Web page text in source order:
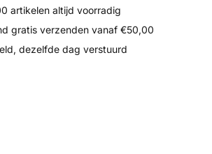
artikelen altijd voorradig
gratis verzenden vanaf €50,00
dezelfde dag verstuurd